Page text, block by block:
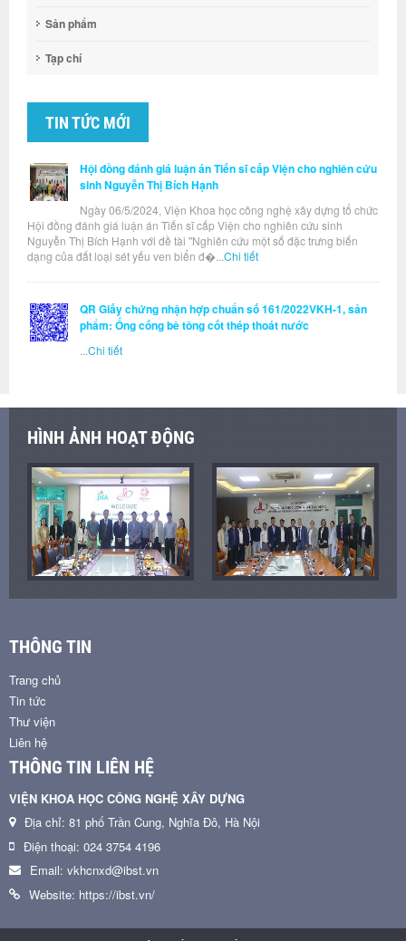
Sản phẩm
Tạp chí
TIN TỨC MỚI
Hội đồng đánh giá luận án Tiến sĩ cấp Viện cho nghiên cứu
sinh Nguyễn Thị Bích Hạnh
Ngày 06/5/2024, Viện Khoa học công nghệ xây dựng tổ chức
Hội đồng đánh giá luận án Tiến sĩ cấp Viện cho nghiên cứu sinh
Nguyễn Thị Bích Hạnh với đề tài "Nghiên cứu một số đặc trưng biến
dạng của đất loại sét yếu ven biển đ�... Chi tiết
QR Giấy chứng nhận hợp chuẩn số 161/2022VKH-1, sản
phẩm: Ống cống bê tông cốt thép thoát nước
Chi tiết
HÌNH ẢNH HOẠT ĐỘNG
THÔNG TIN
Trang chủ
Tin tức
Thư viện
Liên hệ
THÔNG TIN LIÊN HỆ
VIỆN KHOA HỌC CÔNG NGHỆ XÂY DỰNG
Địa chỉ: 81 phố Trần Cung, Nghĩa Đô, Hà Nội
Điện thoại: 024 3754 4196
Email: vkhcnxd@ibst.vn
Website: https://ibst.vn/